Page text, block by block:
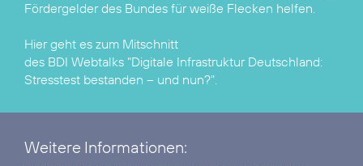
Fördergelder des Bundes für weiße Flecken helfen.
Hier geht es zum Mitschnitt
des BDI Webtalks "Digitale Infrastruktur Deutschland:
Stresstest bestanden – und nun?".
Weitere Informationen: